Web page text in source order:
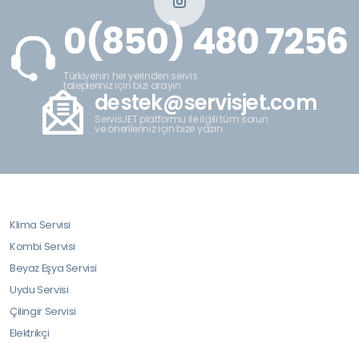
0(850) 480 7256
Türkiyenin her yerinden servis
talepleriniz için bizi arayın.
destek@servisjet.com
ServisJET platformu ile ilgili tüm sorun
ve önerileriniz için bize yazın.
Klima Servisi
Kombi Servisi
Beyaz Eşya Servisi
Uydu Servisi
Çilingir Servisi
Elektrikçi